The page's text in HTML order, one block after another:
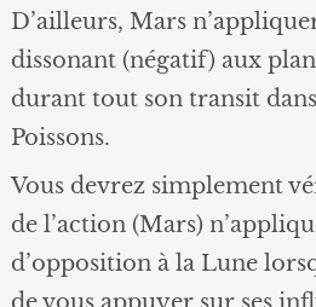
D’ailleurs, Mars
dissonant (négatif) aux
durant tout son transit
Poissons.
Vous devrez simplement
de l’action (Mars)
d’opposition à la Lune
de vous appuyer sur ses